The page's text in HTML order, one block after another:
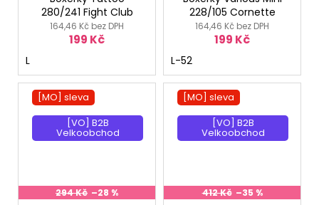
280/241 Fight Club
164,46 Kč bez DPH
199 Kč
L
228/105 Cornette
164,46 Kč bez DPH
199 Kč
L-52
[MO] sleva
[VO] B2B
Velkoobchod
294 Kč –28 %
[MO] sleva
[VO] B2B
Velkoobchod
412 Kč –35 %